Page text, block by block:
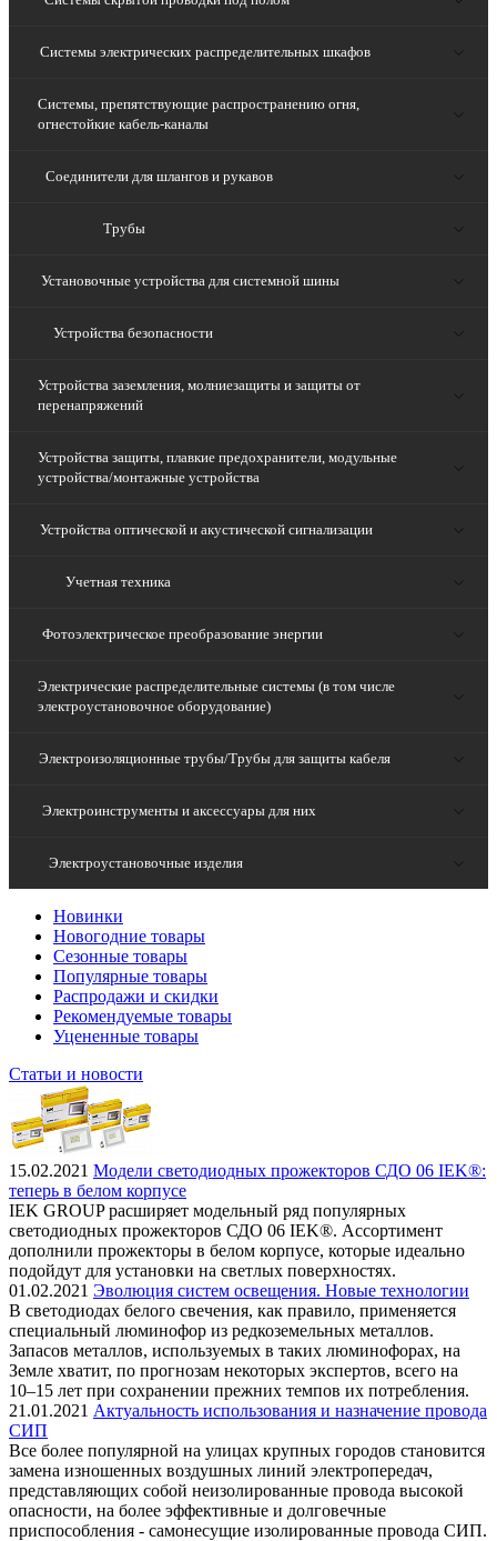
Системы электрических распределительных шкафов
Системы, препятствующие распространению огня,
огнестойкие кабель-каналы
Соединители для шлангов и рукавов
Трубы
Установочные устройства для системной шины
Устройства безопасности
Устройства заземления, молниезащиты и защиты от
перенапряжений
Устройства защиты, плавкие предохранители, модульные
устройства/монтажные устройства
Устройства оптической и акустической сигнализации
Учетная техника
Фотоэлектрическое преобразование энергии
Электрические распределительные системы (в том числе
электроустановочное оборудование)
Электроизоляционные трубы/Трубы для защиты кабеля
Электроинструменты и аксессуары для них
Электроустановочные изделия
Новинки
Новогодние товары
Сезонные товары
Популярные товары
Распродажи и скидки
Рекомендуемые товары
Уцененные товары
Статьи и новости
15.02.2021 Модели светодиодных прожекторов СДО 06 IEK®:
теперь в белом корпусе
IEK GROUP расширяет модельный ряд популярных
светодиодных прожекторов СДО 06 IEK®. Ассортимент
дополнили прожекторы в белом корпусе, которые идеально
подойдут для установки на светлых поверхностях.
01.02.2021 Эволюция систем освещения. Новые технологии
В светодиодах белого свечения, как правило, применяется
специальный люминофор из редкоземельных металлов.
Запасов металлов, используемых в таких люминофорах, на
Земле хватит, по прогнозам некоторых экспертов, всего на
10–15 лет при сохранении прежних темпов их потребления.
21.01.2021 Актуальность использования и назначение провода
СИП
Все более популярной на улицах крупных городов становится
замена изношенных воздушных линий электропередач,
представляющих собой неизолированные провода высокой
опасности, на более эффективные и долговечные
приспособления - самонесущие изолированные провода СИП.